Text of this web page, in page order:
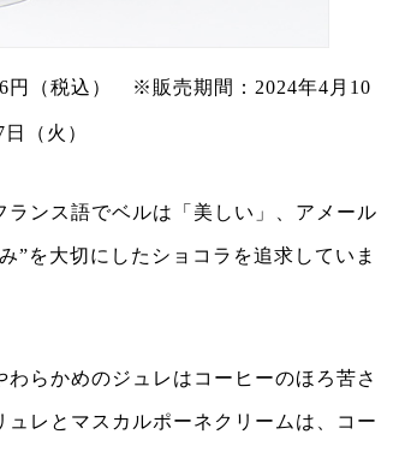
円（税込） ※販売期間：2024年4月10
（火）
ンス語でベルは「美しい」、アメール
”を大切にしたショコラを追求していま
らかめのジュレはコーヒーのほろ苦さ
レとマスカルポーネクリームは、コー